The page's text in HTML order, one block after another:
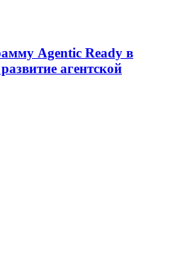
Agentic Ready в
агентской